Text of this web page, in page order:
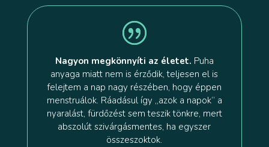
Nagyon megkönnyíti az életet. Puha
anyaga miatt nem is érződik, teljesen el is
felejtem a nap nagy részében, hogy éppen
menstruálok. Ráadásul így „azok a napok” a
nyaralást, fürdőzést sem teszik tönkre, mert
abszolút szivárgásmentes, ha egyszer
összeszoktok.